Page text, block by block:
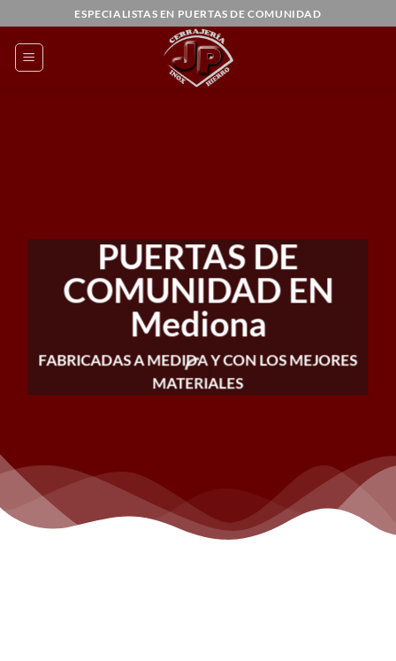
al
contenido
ESPECIALISTAS EN PUERTAS DE COMUNIDAD
PUERTAS DE
COMUNIDAD EN
Mediona
FABRICADAS A MEDIDA Y CON LOS MEJORES
MATERIALES